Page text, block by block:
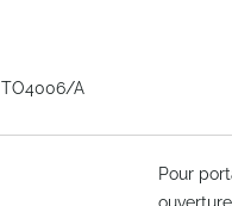
TO4006/A
Pour